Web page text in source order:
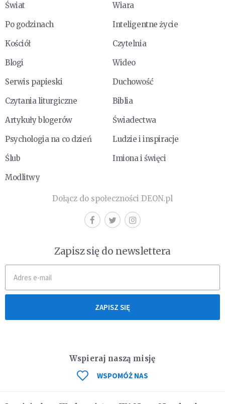
Świat
Wiara
Po godzinach
Inteligentne życie
Kościół
Czytelnia
Blogi
Wideo
Serwis papieski
Duchowość
Czytania liturgiczne
Biblia
Artykuły blogerów
Świadectwa
Psychologia na co dzień
Ludzie i inspiracje
Ślub
Imiona i święci
Modlitwy
Dołącz do społeczności DEON.pl
Zapisz się do newslettera
ZAPISZ SIĘ
Wspieraj naszą misję
WSPOMÓŻ NAS